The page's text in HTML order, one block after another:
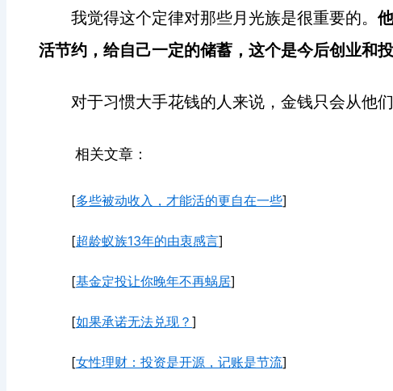
我觉得这个定律对那些月光族是很重要的。
活节约，给自己一定的储蓄，这个是今后创业和
对于习惯大手花钱的人来说，金钱只会从他
相关文章：
[多些被动收入，才能活的更自在一些]
[超龄蚁族13年的由衷感言]
[基金定投让你晚年不再蜗居]
[如果承诺无法兑现？ ]
[女性理财：投资是开源，记账是节流]